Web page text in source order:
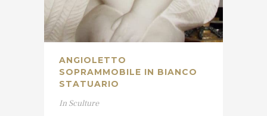
ANGIOLETTO
SOPRAMMOBILE IN BIANCO
STATUARIO
In Sculture